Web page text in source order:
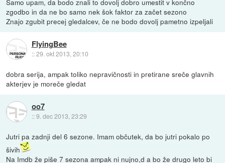
Samo upam, da bodo znali to dovolj dobro umestit v končno
zgodbo in da ne bo samo nek šok faktor za začet sezono
Znajo zgubit precej gledalcev, če ne bodo dovolj pametno izpeljali
FlyingBee
::29. okt 2013, 20:10
dobra serija, ampak toliko nepravičnosti in pretirane sreče glavnih
akterjev je moreče gledat
oo7
::9. dec 2013, 23:29
Jutri pa zadnji del 6 sezone. Imam občutek, da bo jutri pokalo po
šivih
Na Imdb že piše 7 sezona ampak ni nujno,d a bo že drugo leto bi